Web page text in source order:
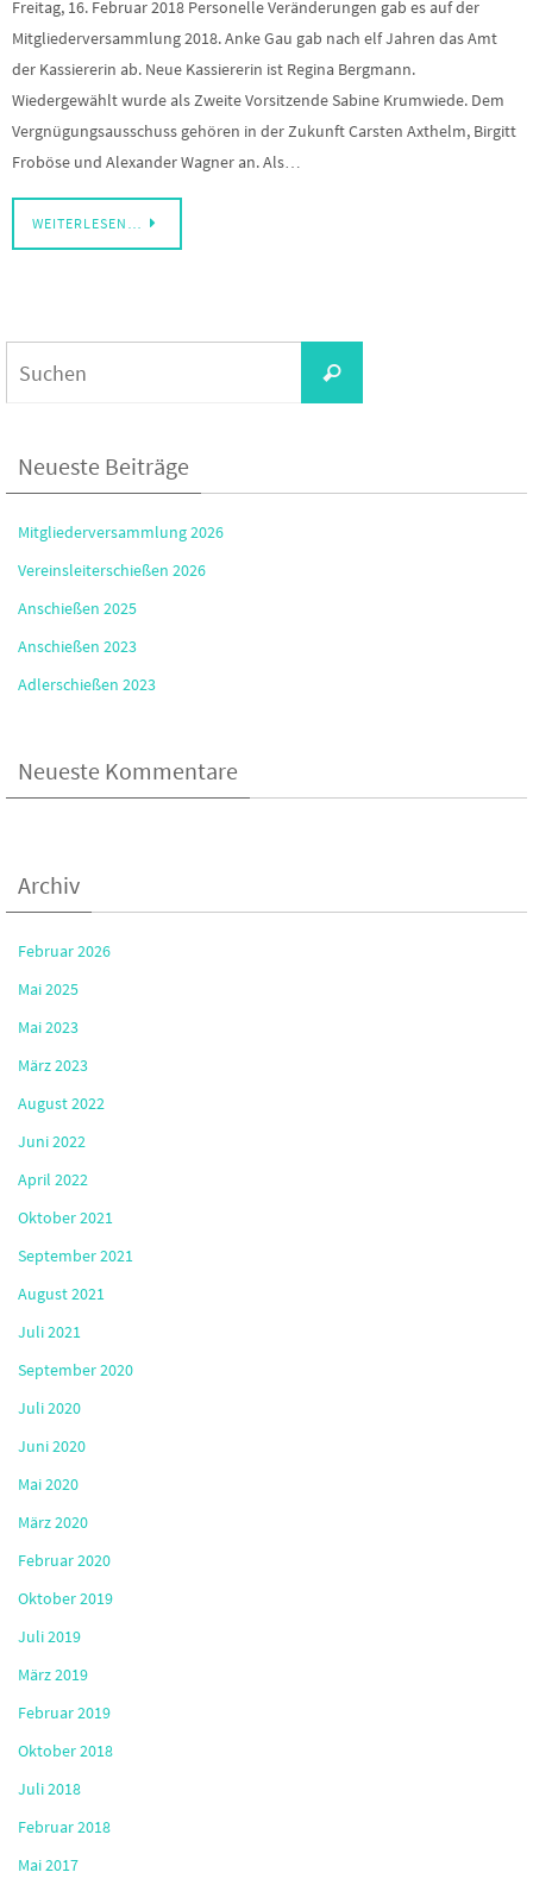
Freitag, 16. Februar 2018 Personelle Veränderungen gab es auf der
Mitgliederversammlung 2018. Anke Gau gab nach elf Jahren das Amt
der Kassiererin ab. Neue Kassiererin ist Regina Bergmann.
Wiedergewählt wurde als Zweite Vorsitzende Sabine Krumwiede. Dem
Vergnügungsausschuss gehören in der Zukunft Carsten Axthelm, Birgitt
Froböse und Alexander Wagner an. Als…
WEITERLESEN…
Suchen
Neueste Beiträge
Mitgliederversammlung 2026
Vereinsleiterschießen 2026
Anschießen 2025
Anschießen 2023
Adlerschießen 2023
Neueste Kommentare
Archiv
Februar 2026
Mai 2025
Mai 2023
März 2023
August 2022
Juni 2022
April 2022
Oktober 2021
September 2021
August 2021
Juli 2021
September 2020
Juli 2020
Juni 2020
Mai 2020
März 2020
Februar 2020
Oktober 2019
Juli 2019
März 2019
Februar 2019
Oktober 2018
Juli 2018
Februar 2018
Mai 2017